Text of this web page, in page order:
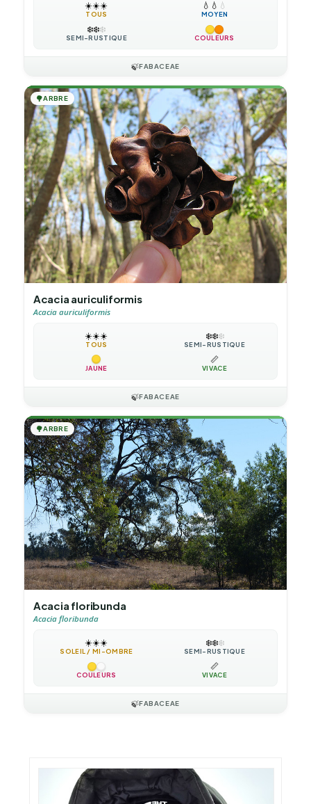
☀️☀️☀️
TOUS
💧 💧 💧
MOYEN
❄️❄️❄️
SEMI-RUSTIQUE COULEURS
🍃FABACEAE
🌳ARBRE
Acacia auriculiformis
Acacia auriculiformis
☀️☀️☀️
TOUS
❄️❄️❄️
SEMI-RUSTIQUE
JAUNE
📏
VIVACE
🍃FABACEAE
🌳ARBRE
Acacia floribunda
Acacia floribunda
☀️☀️☀️
SOLEIL / MI-OMBRE
❄️❄️❄️
SEMI-RUSTIQUE
COULEURS
📏
VIVACE
🍃FABACEAE